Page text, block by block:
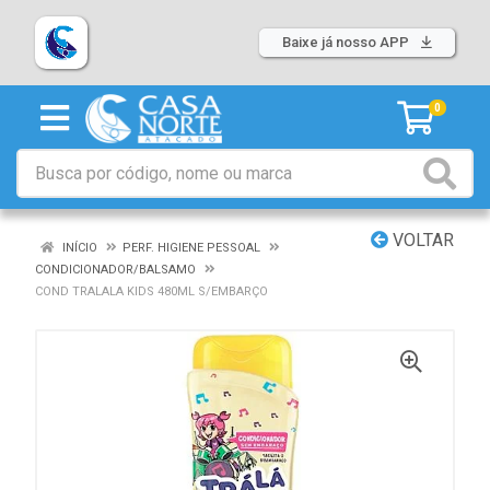
Baixe já nosso APP
0
VOLTAR
INÍCIO
PERF. HIGIENE PESSOAL
CONDICIONADOR/BALSAMO
COND TRALALA KIDS 480ML S/EMBARÇO